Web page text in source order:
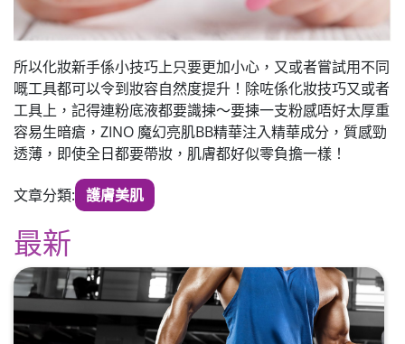
所以化妝新手係小技巧上只要更加小心，又或者嘗試用不同
嘅工具都可以令到妝容自然度提升！除咗係化妝技巧又或者
工具上，記得連粉底液都要識揀～要揀一支粉感唔好太厚重
容易生暗瘡，ZINO 魔幻亮肌BB精華注入精華成分，質感勁
透薄，即使全日都要帶妝，肌膚都好似零負擔一樣！
文章分類: 護膚美肌
最新